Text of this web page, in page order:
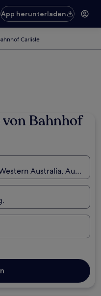
App herunterladen
Carlisle
Bahnhof
Australia, Australien